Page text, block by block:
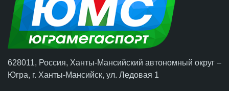
628011, Россия, Ханты-Мансийский автономный округ –
Югра, г. Ханты-Мансийск, ул. Ледовая 1